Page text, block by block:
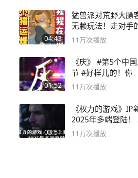
04:43
猛兽派对荒野大膘
无赖玩法！走对手
无路可走
11万次播放
01:52
《庆》 #第5个中
节 #好样儿的！你
11万次播放
03:51
《权力的游戏》IP
2025年多端登陆！
概要
11万次播放